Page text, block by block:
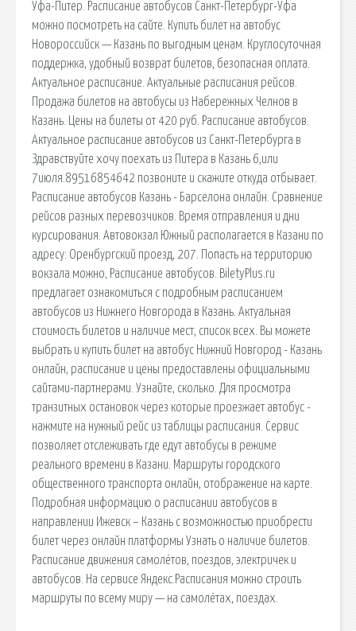
Уфа-Питер. Расписание автобусов Санкт-Петербург-Уфа
можно посмотреть на сайте. Купить билет на автобус
Новороссийск — Казань по выгодным ценам. Круглосуточная
поддержка, удобный возврат билетов, безопасная оплата.
Актуальное расписание. Актуальные расписания рейсов.
Продажа билетов на автобусы из Набережных Челнов в
Казань. Цены на билеты от 420 руб. Расписание автобусов.
Актуальное расписание автобусов из Санкт-Петербурга в
Здравствуйте хочу поехать из Питера в Казань 6,или
7июля.89516854642 позвоните и скажите откуда отбывает.
Расписание автобусов Казань - Барселона онлайн. Сравнение
рейсов разных перевозчиков. Время отправления и дни
курсирования. Автовокзал Южный располагается в Казани по
адресу: Оренбургский проезд, 207. Попасть на территорию
вокзала можно, Расписание автобусов. BiletyPlus.ru
предлагает ознакомиться с подробным расписанием
автобусов из Нижнего Новгорода в Казань. Актуальная
стоимость билетов и наличие мест, список всех. Вы можете
выбрать и купить билет на автобус Нижний Новгород - Казань
онлайн, расписание и цены предоставлены официальными
сайтами-партнерами. Узнайте, сколько. Для просмотра
транзитных остановок через которые проезжает автобус -
нажмите на нужный рейс из таблицы расписания. Сервис
позволяет отслеживать где едут автобусы в режиме
реального времени в Казани. Маршруты городского
общественного транспорта онлайн, отображение на карте.
Подробная информацию о расписании автобусов в
направлении Ижевск – Казань с возможностью приобрести
билет через онлайн платформы Узнать о наличие билетов.
Расписание движения самолётов, поездов, электричек и
автобусов. На сервисе Яндекс.Расписания можно строить
маршруты по всему миру — на самолётах, поездах.